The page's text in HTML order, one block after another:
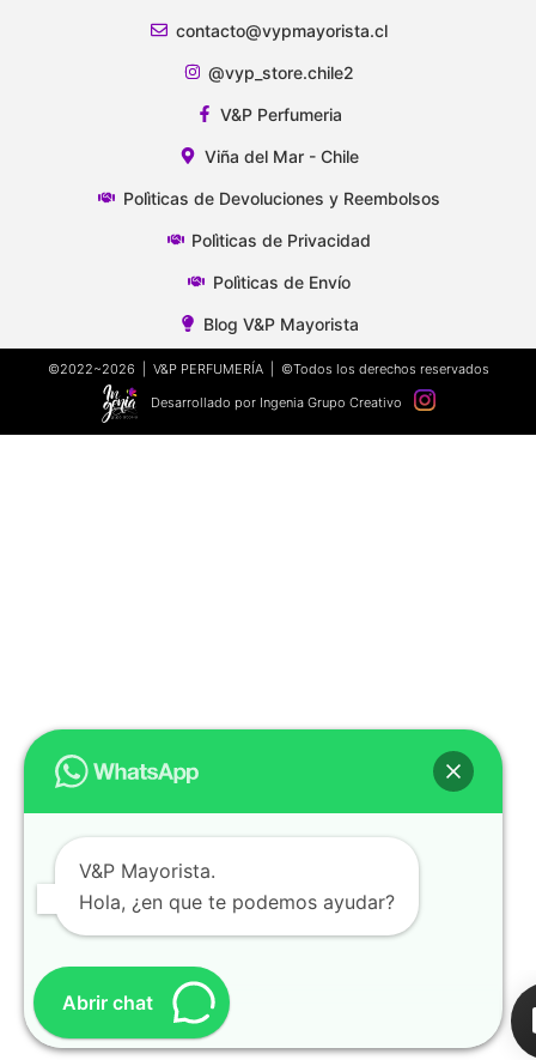
contacto@vypmayorista.cl
@vyp_store.chile2
V&P Perfumeria
Viña del Mar - Chile
Polìticas de Devoluciones y Reembolsos
Polìticas de Privacidad
Polìticas de Envío
Blog V&P Mayorista
©2022~2026 | V&P PERFUMERÍA | ©Todos los derechos reservados
Desarrollado por Ingenia Grupo Creativo
V&P Mayorista.
Hola, ¿en que te podemos ayudar?
Abrir chat